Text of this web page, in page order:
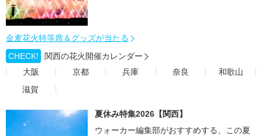
金麦花火特等席＆グッズが当たる
CHECK!
関西の花火開催カレンダー
大阪
京都 兵庫 奈良
和歌山
滋賀
夏休み特集2026【関西】
ウォーカー編集部がおすすめする、この夏